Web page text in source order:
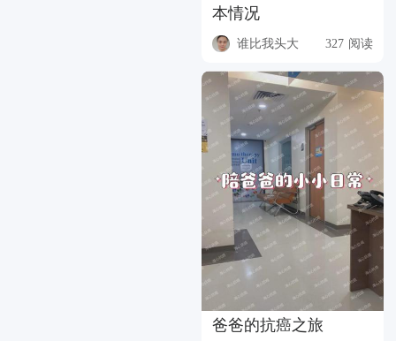
本情况
谁比我头大 327 阅读
爸爸的抗癌之旅